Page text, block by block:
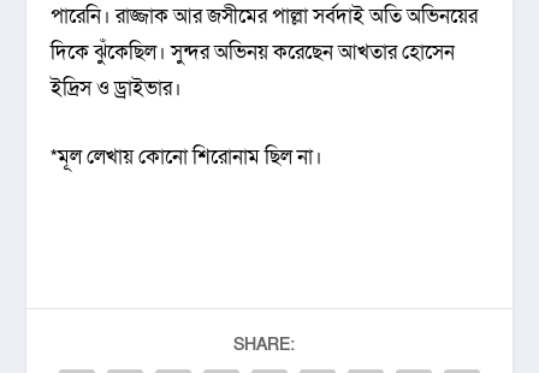
পারেনি। রাজ্জাক আর জসীমের পাল্লা সর্বদাই অতি অভিনয়ের
দিকে ঝুঁকেছিল। সুন্দর অভিনয় করেছেন আখতার হোসেন
ইদ্রিস ও ড্রাইভার।
*মূল লেখায় কোনো শিরোনাম ছিল না।
SHARE: